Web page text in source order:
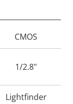
CMOS
1/2.8"
Lightfinder